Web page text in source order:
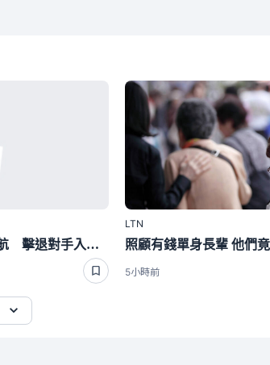
阿波羅2475億收購廉航 擊退對手入主易捷航空
LTN
5小時前